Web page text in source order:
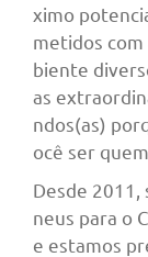
ximo
metidos
biente
as
ndos(as)
ocê ser
Desde 2011,
neus para o
e estamos